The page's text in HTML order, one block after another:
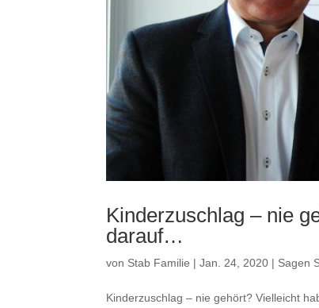
Kinderzuschlag – nie
darauf…
von Stab Familie |Jan. 24, 2020 | Sagen
Kinderzuschlag – nie gehört? Vielleicht